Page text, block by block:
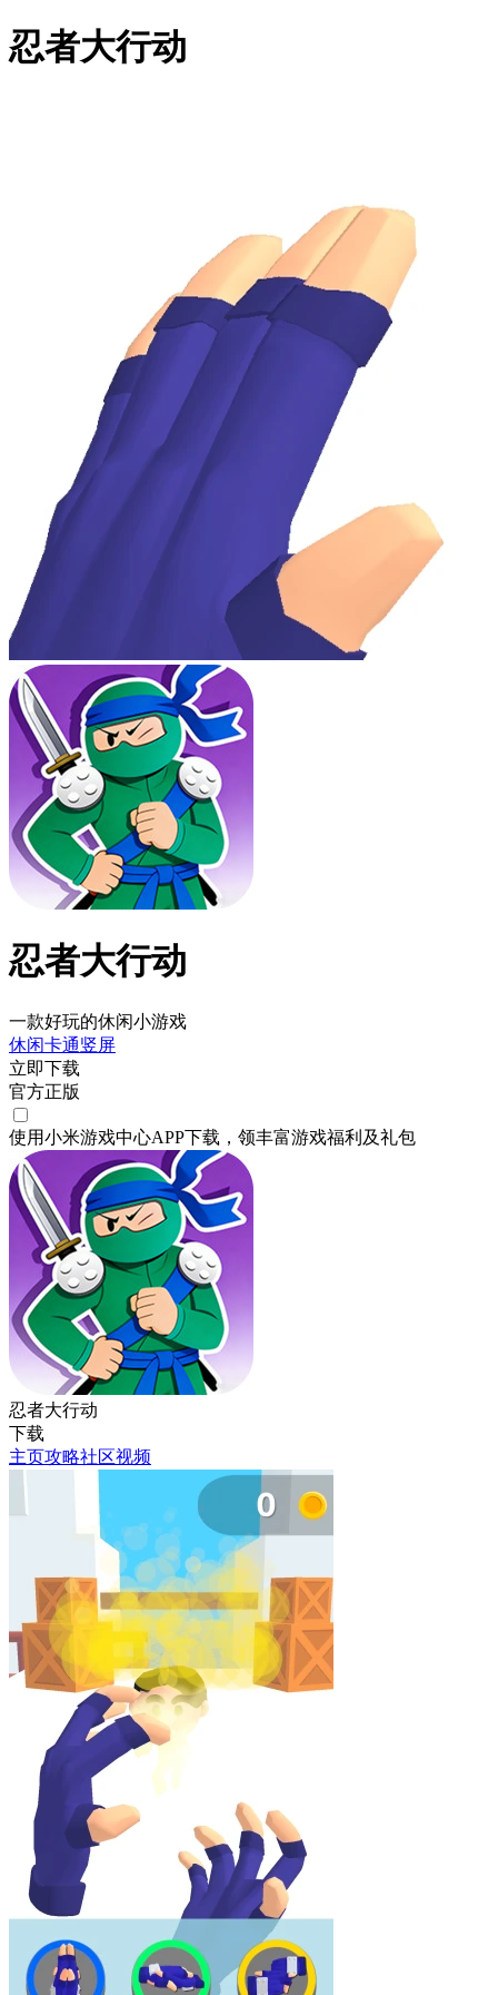
忍者大行动
忍者大行动
一款好玩的休闲小游戏
休闲卡通竖屏
立即下载
官方正版
使用小米游戏中心APP下载 ，领丰富游戏福利 及礼包
忍者大行动
下载
主页攻略社区视频